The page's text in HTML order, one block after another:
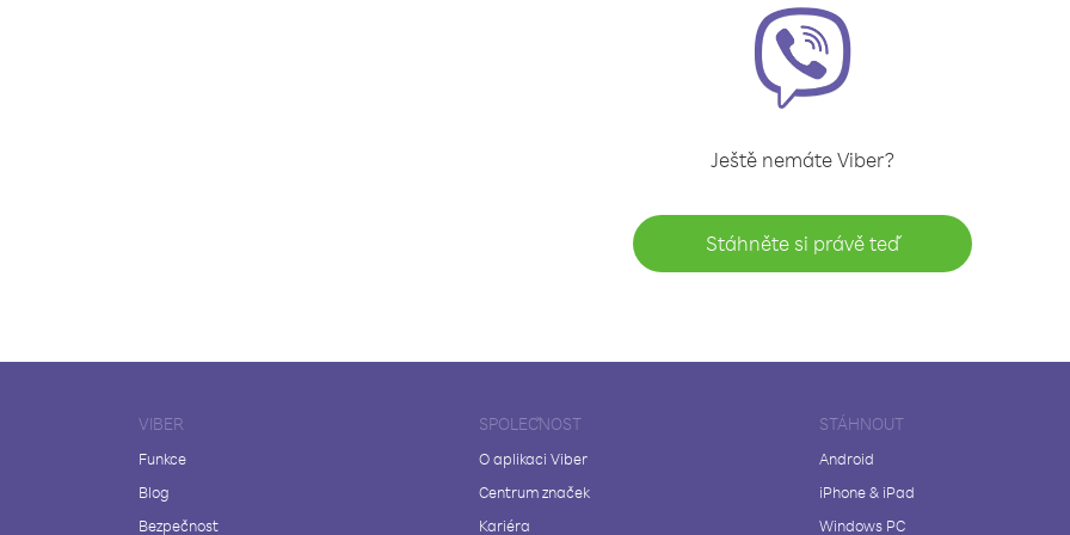
Ještě nemáte Viber?
Stáhněte si právě teď
VIBER
Funkce
Blog
Bezpečnost
SPOLEČNOST
O aplikaci Viber
Centrum značek
Kariéra
STÁHNOUT
Android
iPhone & iPad
Windows PC